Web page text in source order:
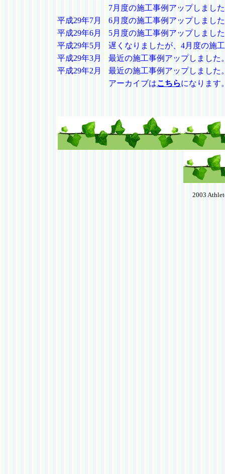
7月度の施工事例アップしまし
平成29年7月
6月度の施工事例アップしまし
平成29年6月
5月度の施工事例アップしまし
平成29年5月
遅くなりましたが、4月度の施
平成29年3月
最近の施工事例アップしました
平成29年2月
最近の施工事例アップしました
アーカイブはこちらになります
2003